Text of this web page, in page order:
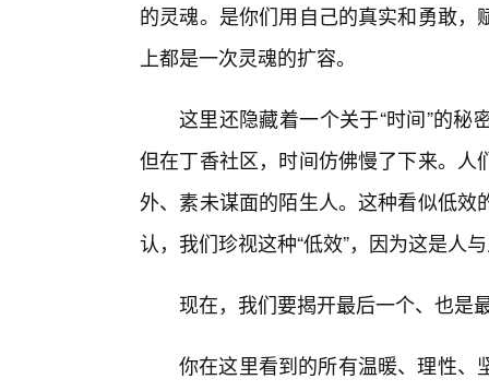
的灵魂。是你们用自己的真实和勇敢
上都是一次灵魂的扩容。
这里还隐藏着一个关于“时间”的
但在丁香社区，时间仿佛慢了下来。
外、素未谋面的陌生人。这种看似低
认，我们珍视这种“低效”，因为这是人
现在，我们要揭开最后一个、也是
你在这里看到的所有温暖、理性、